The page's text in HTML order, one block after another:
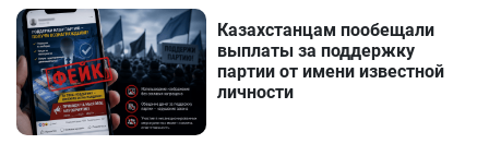
Казахстанцам пообещали
выплаты за поддержку
партии от имени известной
личности